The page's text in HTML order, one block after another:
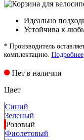
Идеально
Устойчива к
* Производитель
комплектацию. Подробнее
Нет в наличии
Цвет
Синий
Зеленый
Розовый
Фиолетовый